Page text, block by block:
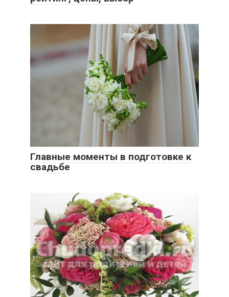
Главные моменты в подготовке к
свадьбе